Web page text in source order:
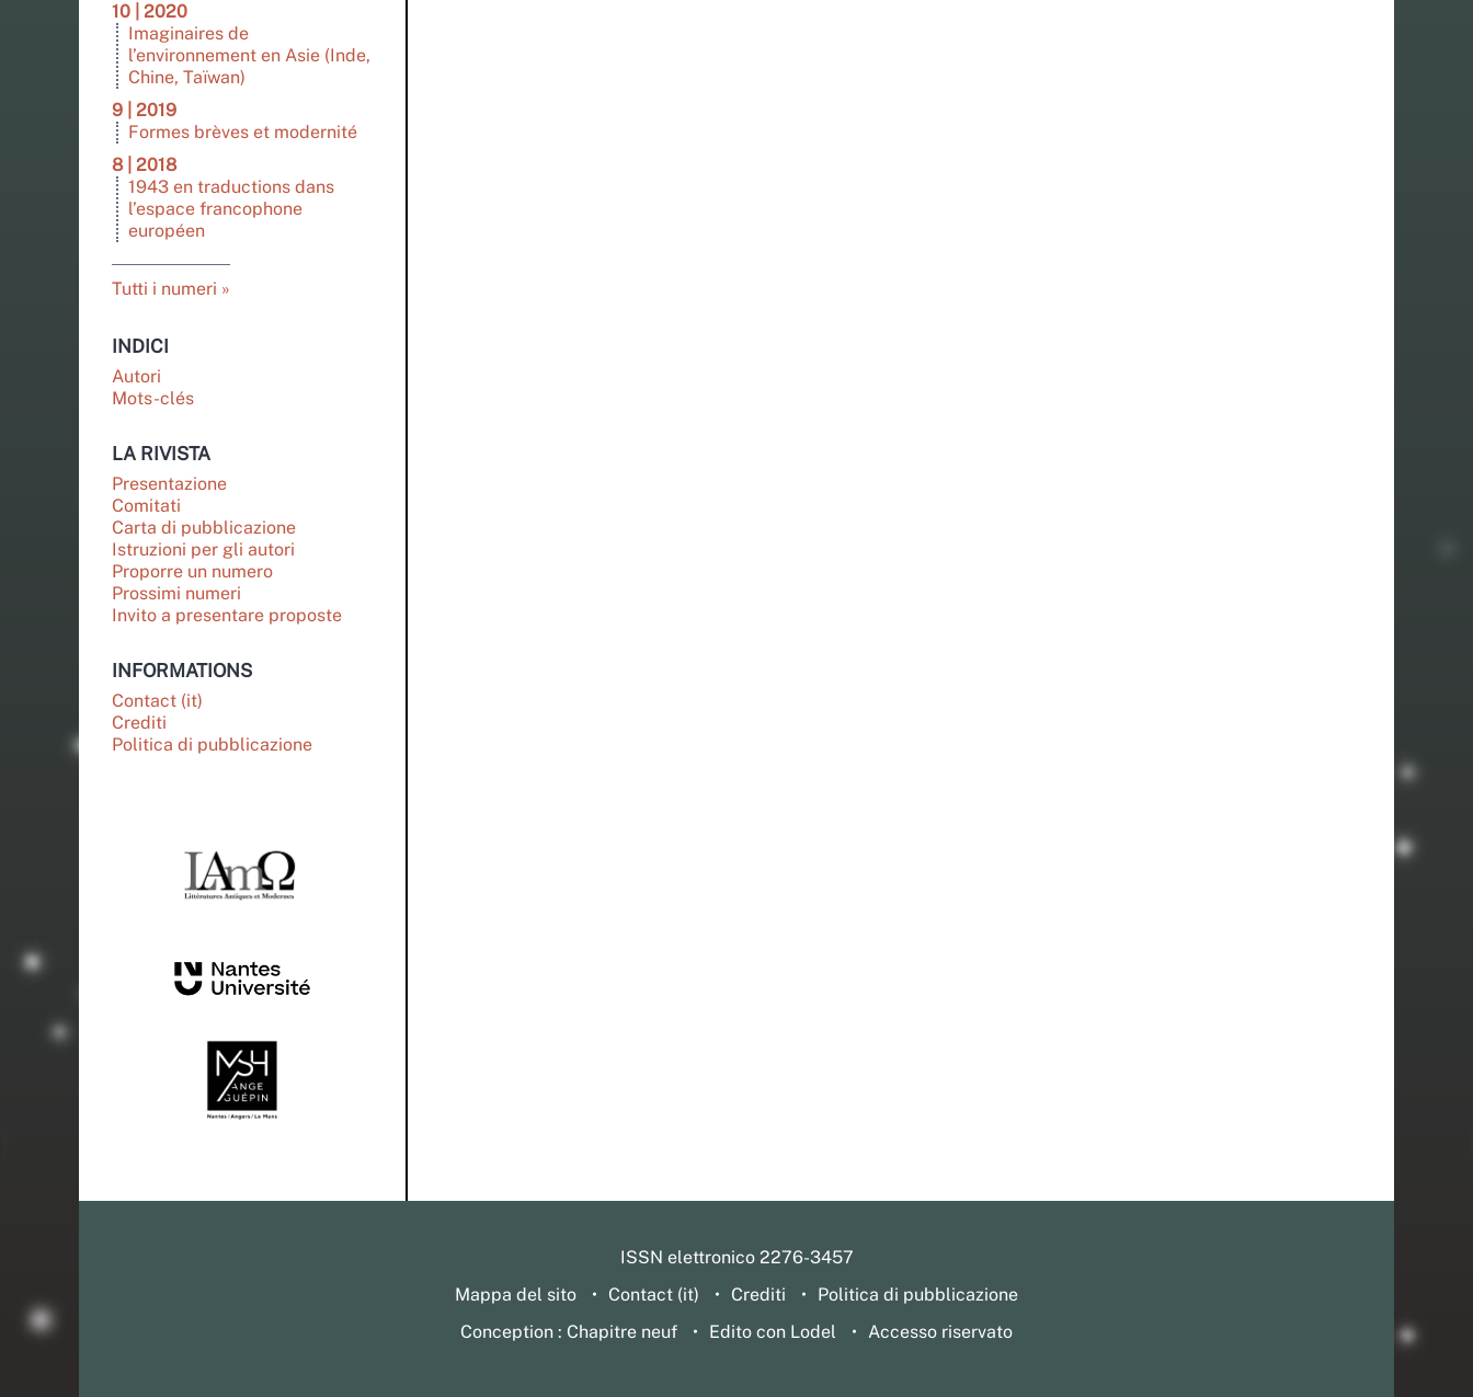
10 | 2020
Imaginaires de
l’environnement en Asie (Inde,
Chine, Taïwan)
9 | 2019
Formes brèves et modernité
8 | 2018
1943 en traductions dans
l’espace francophone
européen
Tutti i numeri
INDICI
Autori
Mots-clés
LA RIVISTA
Presentazione
Comitati
Carta di pubblicazione
Istruzioni per gli autori
Proporre un numero
Prossimi numeri
Invito a presentare proposte
INFORMATIONS
Contact (it)
Crediti
Politica di pubblicazione
ISSN elettronico 2276-3457
Mappa del sito
Contact (it) Crediti
Politica di pubblicazione
Conception : Chapitre neuf
Edito con Lodel Accesso riservato